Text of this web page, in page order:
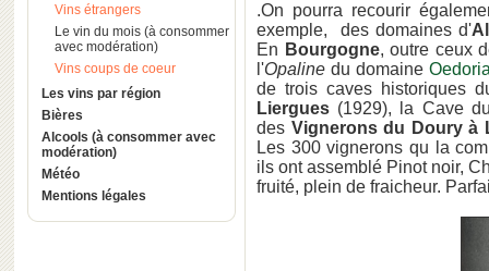
Vins étrangers
Le vin du mois (à consommer
avec modération)
Vins coups de coeur
Les vins par région
Bières
Alcools (à consommer avec
modération)
Météo
Mentions légales
.On pourra recourir
exemple, des domaines d'
En Bourgogne, outre ceux
l'Opaline du domaine
de trois caves historiques
Liergues (1929), la Cave
des Vignerons du Doury à
Les 300 vignerons qu la
ils ont assemblé Pinot noir,
fruité, plein de fraicheur.